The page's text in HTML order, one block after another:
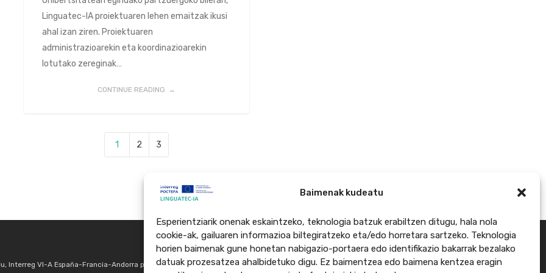
Baimenak kudeatu
Esperientziarik onenak eskaintzeko, teknologia batzuk erabiltzen ditugu, hala nola
cookie-ak, gailuaren informazioa biltegiratzeko eta/edo horretara sartzeko. Teknologia
horien baimenak gune honetan nabigazio-portaera edo identifikazio bakarrak bezalako
datuak prozesatzea ahalbidetuko digu. Ez baimentzea edo baimena kentzea eragin
Linguatec-IA proiektuaren lehen emaitzak ikusi
ahal izan ziren. Proiektuaren
administrazioarekin eta koordinazioarekin
lotutako zereginak…
CONTINUE READING
1 2 3
Interreg VI-A España-Francia-Andorra programaren bidez (POCTEFA 2021-2027). POCTEFAren helburua da